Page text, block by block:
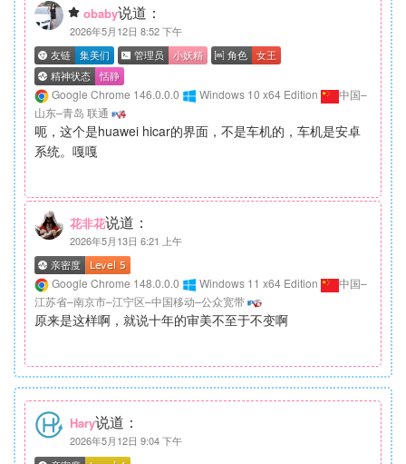
obaby说道：
2026年5月12日 8:52 下午
Google Chrome 146.0.0.0 Windows 10 x64 Edition
中国–
山东–青岛 联通
呃，这个是huawei hicar的界面，不是车机的，车机是安卓
系统。嘎嘎
花非花说道：
2026年5月13日 6:21 上午
Google Chrome 148.0.0.0 Windows 11 x64 Edition
中国–
江苏省–南京市–江宁区–中国移动–公众宽带
原来是这样啊，就说十年的审美不至于不变啊
Hary说道：
2026年5月12日 9:04 下午